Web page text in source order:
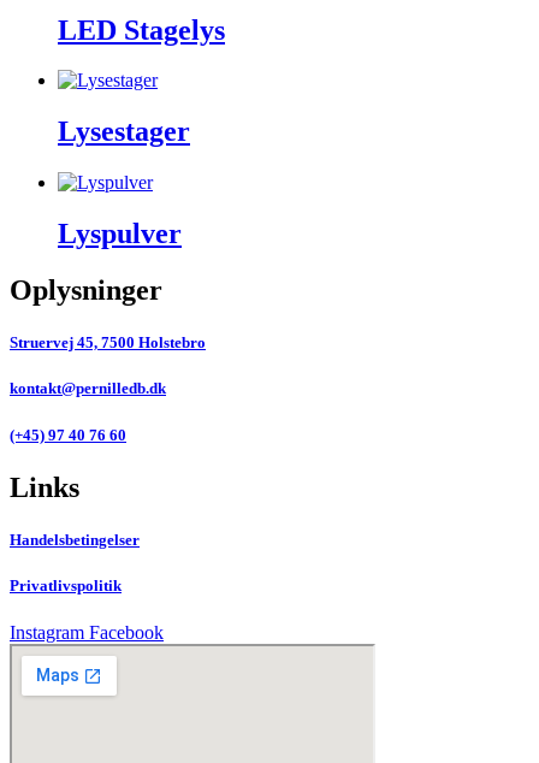
LED Stagelys
Lysestager
Lyspulver
Oplysninger
Struervej 45, 7500 Holstebro
kontakt@pernilledb.dk
(+45) 97 40 76 60
Links
Handelsbetingelser
Privatlivspolitik
Instagram Facebook